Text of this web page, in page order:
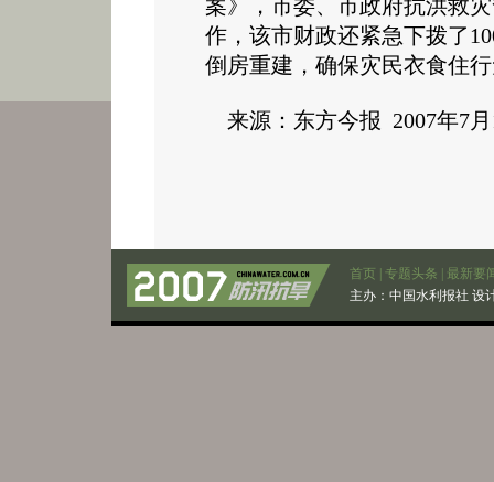
案》，市委、市政府抗洪救
作，该市财政还紧急下拨了
倒房重建，确保灾民衣食住
来源：东方今报 2007年7月
首页 专题头条
最新要
主办： 中国水利报社 设